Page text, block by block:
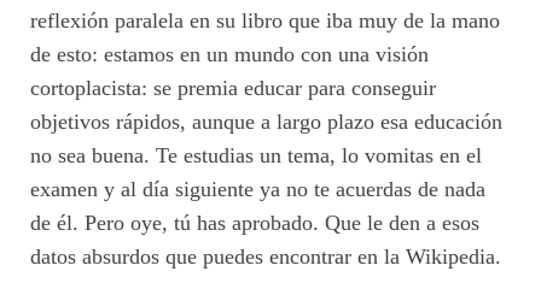
reflexión paralela en su libro que iba muy de la mano
de esto: estamos en un mundo con una visión
cortoplacista: se premia educar para conseguir
objetivos rápidos, aunque a largo plazo esa educación
no sea buena. Te estudias un tema, lo vomitas en el
examen y al día siguiente ya no te acuerdas de nada
de él. Pero oye, tú has aprobado. Que le den a esos
datos absurdos que puedes encontrar en la Wikipedia.